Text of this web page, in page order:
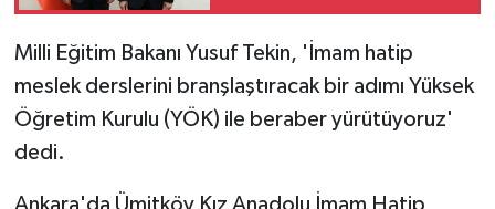
Milli Eğitim Bakanı Yusuf Tekin, 'İmam hatip
meslek derslerini branşlaştıracak bir adımı Yüksek
Öğretim Kurulu (YÖK) ile beraber yürütüyoruz'
dedi.
Ankara'da Ümitköy Kız Anadolu İmam Hatip